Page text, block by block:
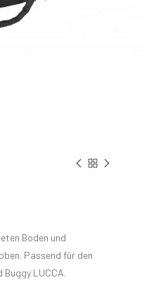
Boden und
Passend für den
Buggy LUCCA.